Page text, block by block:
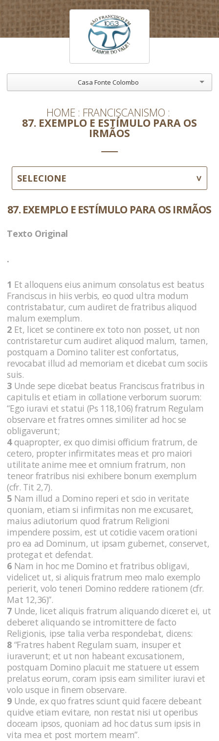
Casa Fonte Colombo
HOME FRANCISCANISMO
87. EXEMPLO E ESTÍMULO PARA OS
IRMÃOS
SELECIONE
87. EXEMPLO E ESTÍMULO PARA OS IRMÃOS
Texto Original
.
1 Et alloquens eius animum consolatus est beatus
Franciscus in hiis verbis, eo quod ultra modum
contristabatur, cum audiret de fratribus aliquod
malum exemplum.
2 Et, licet se continere ex toto non posset, ut non
contristaretur cum audiret aliquod malum, tamen,
postquam a Domino taliter est confortatus,
revocabat illud ad memoriam et dicebat cum sociis
suis.
3 Unde sepe dicebat beatus Franciscus fratribus in
capitulis et etiam in collatione verborum suorum:
“Ego iuravi et statui (Ps 118,106) fratrum Regulam
observare et fratres omnes similiter ad hoc se
obligaverunt;
4quapropter, ex quo dimisi officium fratrum, de
cetero, propter infirmitates meas et pro maiori
utilitate anime mee et omnium fratrum, non
teneor fratribus nisi exhibere bonum exemplum
(cfr. Tit 2,7).
5 Nam illud a Domino reperi et scio in veritate
quoniam, etiam si infirmitas non me excusaret,
maius adiutorium quod fratrum Religioni
impendere possim, est ut cotidie vacem orationi
pro ea ad Dominum, ut ipsam gubernet, conservet,
protegat et defendat.
6 Nam in hoc me Domino et fratribus obligavi,
videlicet ut, si aliquis fratrum meo malo exemplo
perierit, volo teneri Domino reddere rationem (cfr.
Mat 12,36)”.
7 Unde, licet aliquis fratrum aliquando diceret ei, ut
deberet aliquando se intromittere de facto
Religionis, ipse talia verba respondebat, dicens:
8 “Fratres habent Regulam suam, insuper et
iuraverunt; et ut non habeant excusationem,
postquam Domino placuit me statuere ut essem
prelatus eorum, coram ipsis eam similiter iuravi et
volo usque in finem observare.
9 Unde, ex quo fratres sciunt quid facere debeant
quidve etiam evitare, non restat nisi ut operibus
doceam ipsos, quoniam ad hoc datus sum ipsis in
vita mea et post mortem meam”.